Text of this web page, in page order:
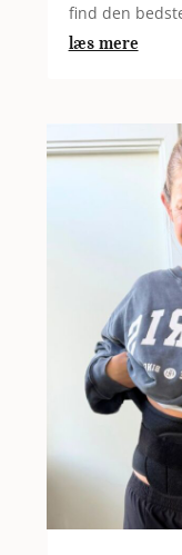
find den
læs mere